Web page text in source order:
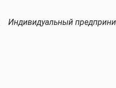
Индивидуальный